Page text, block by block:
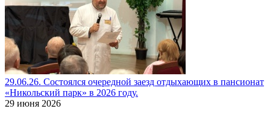
29.06.26. Состоялся очередной заезд отдыхающих в пансионат
«Никольский парк» в 2026 году.
29 июня 2026